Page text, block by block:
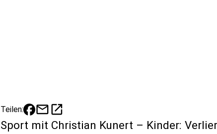
Teilen: mailopen_in_new
Sport mit Christian Kunert – Kinder: